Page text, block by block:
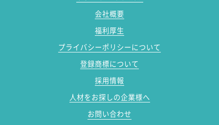
会社概要
福利厚生
プライバシーポリシーについて
登録商標について
採用情報
人材をお探しの企業様へ
お問い合わせ